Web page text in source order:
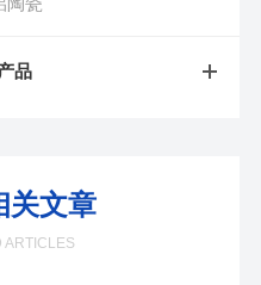
品
关文章
ARTICLES